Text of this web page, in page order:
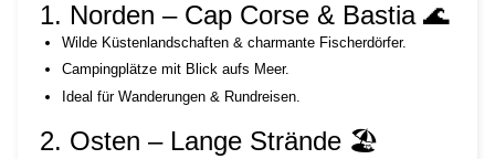
1. Norden – Cap Corse & Bastia 🌊
Wilde Küstenlandschaften & charmante Fischerdörfer.
Campingplätze mit Blick aufs Meer.
Ideal für Wanderungen & Rundreisen.
2. Osten – Lange Strände 🏖️